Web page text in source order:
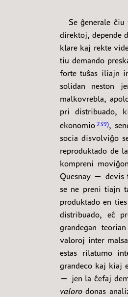
Se ĝenerale
direktoj, depende
klare kaj rekte
tiu demando
forte tuŝas iliajn
solidan neston
malkovrebla,
pri distribuado,
ekonomio 239 ,
socia disvolviĝo
reproduktado de
kompreni
Quesnay — devis
se ne preni tiajn
produktado en
distribuado, eĉ
grandegan
valoroj inter
estas rilatumo
grandeco kaj kiaj
— jen la ĉefaj
valoro donas